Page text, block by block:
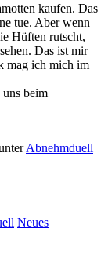
kaufen. Das
tue. Aber wenn
Hüften rutscht,
Das ist mir
mag ich mich im
uns beim
Abnehmduell
Neues